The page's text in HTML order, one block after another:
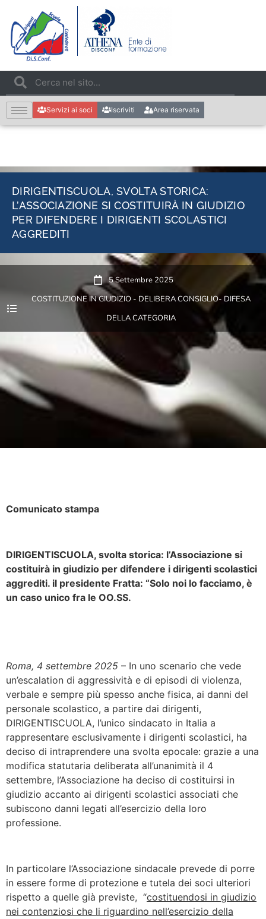
Servizi ai soci Iscriviti Area riservata
DIRIGENTISCUOLA, SVOLTA STORICA:
L’ASSOCIAZIONE SI COSTITUIRÀ IN GIUDIZIO
PER DIFENDERE I DIRIGENTI SCOLASTICI
AGGREDITI
5 Settembre 2025
COSTITUZIONE IN GIUDIZIO - DELIBERA CONSIGLIO- DIFESA
DELLA CATEGORIA
Comunicato stampa
DIRIGENTISCUOLA, svolta storica: l’Associazione si
costituirà in giudizio per difendere i dirigenti scolastici
aggrediti. il presidente Fratta: “Solo noi lo facciamo, è
un caso unico fra le OO.SS.
Roma, 4 settembre 2025 – In uno scenario che vede
un’escalation di aggressività e di episodi di violenza,
verbale e sempre più spesso anche fisica, ai danni del
personale scolastico, a partire dai dirigenti,
DIRIGENTISCUOLA, l’unico sindacato in Italia a
rappresentare esclusivamente i dirigenti scolastici, ha
deciso di intraprendere una svolta epocale: grazie a una
modifica statutaria deliberata all’unanimità il 4
settembre, l’Associazione ha deciso di costituirsi in
giudizio accanto ai dirigenti scolastici associati che
subiscono danni legati all’esercizio della loro
professione.
In particolare l’Associazione sindacale prevede di porre
in essere forme di protezione e tutela dei soci ulteriori
rispetto a quelle già previste, “costituendosi in giudizio
nei contenziosi che li riguardino nell’esercizio della